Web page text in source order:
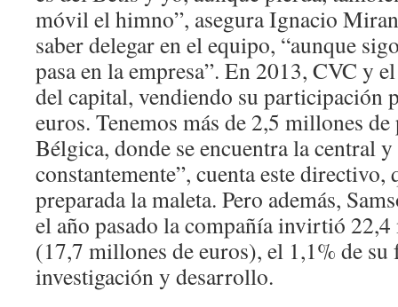
móvil el himno”, asegura Ignacio
saber delegar en el equipo, “aunque
pasa en la empresa”. En 2013, CVC y
del capital, vendiendo su participación
euros. Tenemos más de 2,5 millones de
Bélgica, donde se encuentra la central
constantemente”, cuenta este directivo,
preparada la maleta. Pero además,
el año pasado la compañía invirtió
(17,7 millones de euros), el 1,1% de su
investigación y desarrollo.